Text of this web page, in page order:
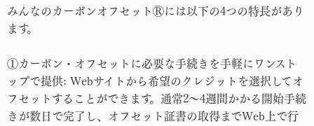
みんなのカーボンオフセットⓇには以下の4つの特長があり
ます。
①カーボン・オフセットに必要な手続きを手軽にワンスト
ップで提供: Webサイトから希望のクレジットを選択してオ
フセットすることができます。通常2～4週間かかる開始手続
きが数日で完了し、オフセット証書の取得までWeb上で行